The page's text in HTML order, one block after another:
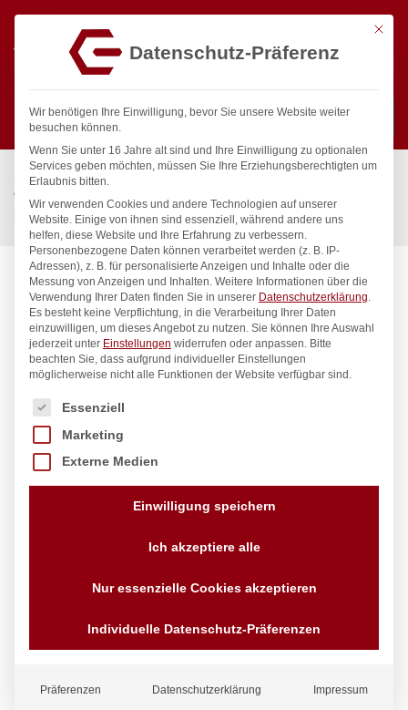
Suchen
Start / Gastronomiebedarf & Gastro Geräte für Profis
Wassertechnik
Geschirrwaschbrause
bactop Vorspülbrause 1/2″
Mit
Datenschutz-Präferenz
Wir benötigen Ihre Einwilligung, bevor Sie unsere Website weiter
besuchen können.
Wenn Sie unter 16 Jahre alt sind und Ihre Einwilligung zu optionalen
Services geben möchten, müssen Sie Ihre Erziehungsberechtigten um
Erlaubnis bitten.
Wir verwenden Cookies und andere Technologien auf unserer
Website. Einige von ihnen sind essenziell, während andere uns
helfen, diese Website und Ihre Erfahrung zu verbessern.
Personenbezogene Daten können verarbeitet werden (z. B. IP-
Adressen), z. B. für personalisierte Anzeigen und Inhalte oder die
Messung von Anzeigen und Inhalten. Weitere Informationen über die
Verwendung Ihrer Daten finden Sie in unserer Datenschutzerklärung.
Es besteht keine Verpflichtung, in die Verarbeitung Ihrer Daten
einzuwilligen, um dieses Angebot zu nutzen. Sie können Ihre Auswahl
jederzeit unter Einstellungen widerrufen oder anpassen. Bitte
beachten Sie, dass aufgrund individueller Einstellungen
möglicherweise nicht alle Funktionen der Website verfügbar sind.
Es folgt eine Liste der Service-Gruppen, für die eine
Essenziell
Marketing
Externe Medien
Einwilligung speichern
Ich akzeptiere alle
Nur essenzielle Cookies akzeptieren
Individuelle Datenschutz-Präferenzen
Präferenzen Datenschutzerklärung Impressum